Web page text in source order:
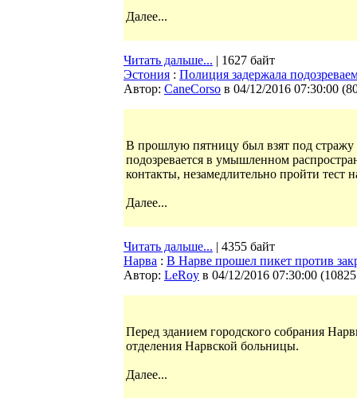
Далее...
Читать дальше... | 1627 байт
Эстония : Полиция задержала
Автор: CaneCorso в 04/12/2016 07:30:00 (
В прошлую пятницу был взят под
подозревается в умышленном
контакты, незамедлительно пройти
Далее...
Читать дальше... | 4355 байт
Нарва : В Нарве прошел пикет против
Автор: LeRoy в 04/12/2016 07:30:00 (
Перед зданием городского собрания
отделения Нарвской больницы.
Далее...